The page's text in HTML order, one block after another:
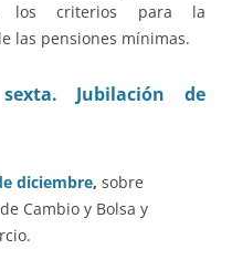
los criterios para la
las pensiones mínimas.
. Jubilación de
diciembre, sobre
Cambio y Bolsa y